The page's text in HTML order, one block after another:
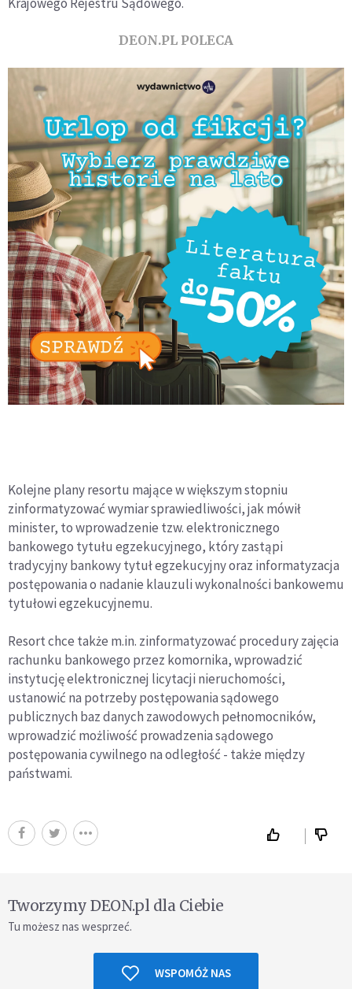
DEON.PL POLECA
Kolejne plany resortu mające w większym stopniu
zinformatyzować wymiar sprawiedliwości, jak mówił
minister, to wprowadzenie tzw. elektronicznego
bankowego tytułu egzekucyjnego, który zastąpi
tradycyjny bankowy tytuł egzekucyjny oraz informatyzacja
postępowania o nadanie klauzuli wykonalności bankowemu
tytułowi egzekucyjnemu.
Resort chce także m.in. zinformatyzować procedury zajęcia
rachunku bankowego przez komornika, wprowadzić
instytucję elektronicznej licytacji nieruchomości,
ustanowić na potrzeby postępowania sądowego
publicznych baz danych zawodowych pełnomocników,
wprowadzić możliwość prowadzenia sądowego
postępowania cywilnego na odległość - także między
państwami.
Tworzymy DEON.pl dla Ciebie
Tu możesz nas wesprzeć.
WSPOMÓŻ NAS